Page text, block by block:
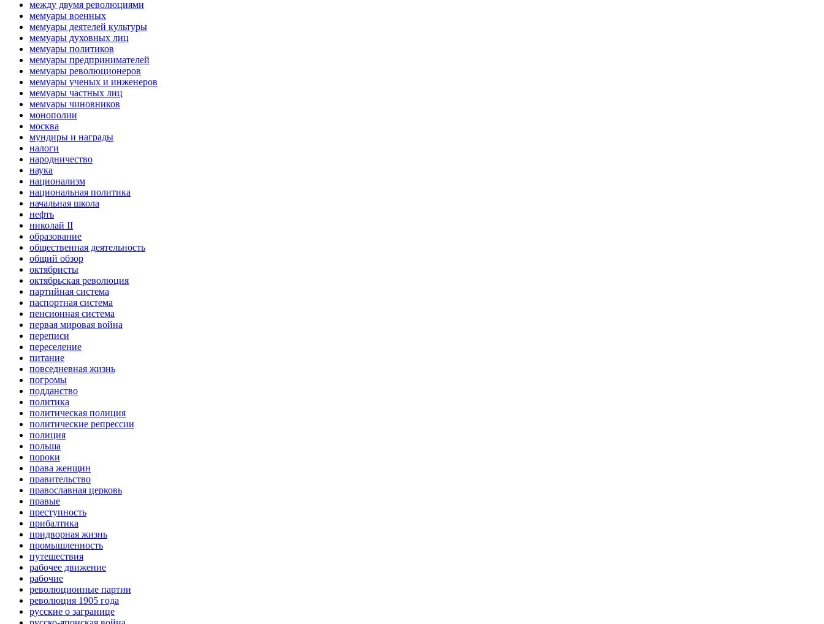
между двумя революциями
мемуары военных
мемуары деятелей культуры
мемуары духовных лиц
мемуары политиков
мемуары предпринимателей
мемуары революционеров
мемуары ученых и инженеров
мемуары частных лиц
мемуары чиновников
монополии
москва
мундиры и награды
налоги
народничество
наука
национализм
национальная политика
начальная школа
нефть
николай II
образование
общественная деятельность
общий обзор
октябристы
октябрьская революция
партийная система
паспортная система
пенсионная система
первая мировая война
переписи
переселение
питание
повседневная жизнь
погромы
подданство
политика
политическая полиция
политические репрессии
полиция
польша
пороки
права женщин
правительство
православная церковь
правые
преступность
прибалтика
придворная жизнь
промышленность
путешествия
рабочее движение
рабочие
революционные партии
революция 1905 года
русские о загранице